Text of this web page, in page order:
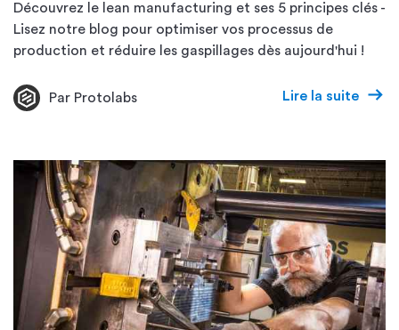
Découvrez le lean manufacturing et ses 5 principes clés -
Lisez notre blog pour optimiser vos processus de
production et réduire les gaspillages dès aujourd'hui !
Par Protolabs Lire la suite